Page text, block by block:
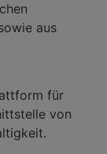
aus
für
von